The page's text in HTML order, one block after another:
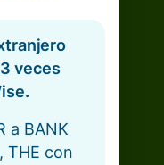
veces
a BANK
THE con